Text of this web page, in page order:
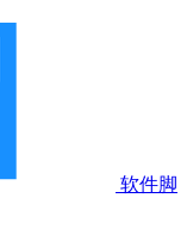
软件脚